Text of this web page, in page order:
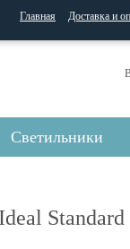
Главная Доставка и
Светильники